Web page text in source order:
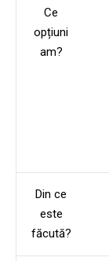
Ce
opțiuni
am?
Din ce
este
făcută?